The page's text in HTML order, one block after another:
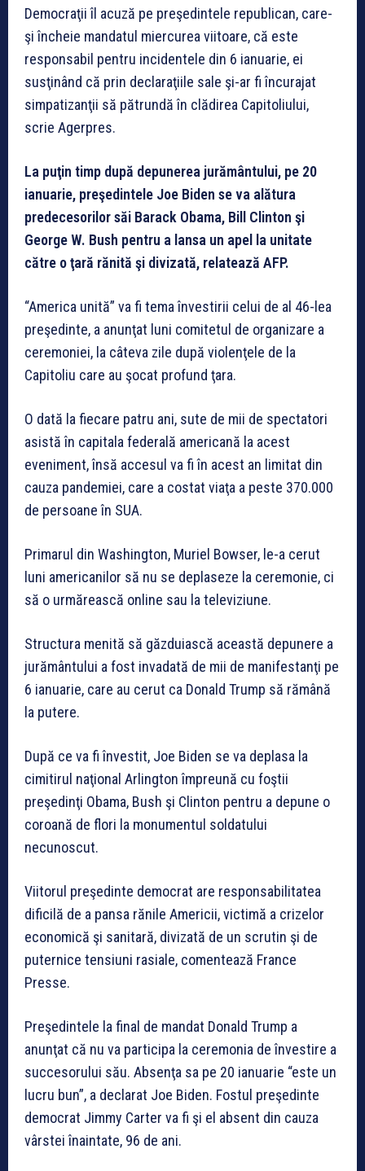
Democraţii îl acuză pe preşedintele republican, care-
şi încheie mandatul miercurea viitoare, că este
responsabil pentru incidentele din 6 ianuarie, ei
susţinând că prin declaraţiile sale şi-ar fi încurajat
simpatizanţii să pătrundă în clădirea Capitoliului,
scrie Agerpres.
La puţin timp după depunerea jurământului, pe 20
ianuarie, preşedintele Joe Biden se va alătura
predecesorilor săi Barack Obama, Bill Clinton şi
George W. Bush pentru a lansa un apel la unitate
către o ţară rănită şi divizată, relatează AFP.
“America unită” va fi tema învestirii celui de al 46-lea
preşedinte, a anunţat luni comitetul de organizare a
ceremoniei, la câteva zile după violenţele de la
Capitoliu care au şocat profund ţara.
O dată la fiecare patru ani, sute de mii de spectatori
asistă în capitala federală americană la acest
eveniment, însă accesul va fi în acest an limitat din
cauza pandemiei, care a costat viaţa a peste 370.000
de persoane în SUA.
Primarul din Washington, Muriel Bowser, le-a cerut
luni americanilor să nu se deplaseze la ceremonie, ci
să o urmărească online sau la televiziune.
Structura menită să găzduiască această depunere a
jurământului a fost invadată de mii de manifestanţi pe
6 ianuarie, care au cerut ca Donald Trump să rămână
la putere.
După ce va fi învestit, Joe Biden se va deplasa la
cimitirul naţional Arlington împreună cu foştii
preşedinţi Obama, Bush şi Clinton pentru a depune o
coroană de flori la monumentul soldatului
necunoscut.
Viitorul preşedinte democrat are responsabilitatea
dificilă de a pansa rănile Americii, victimă a crizelor
economică şi sanitară, divizată de un scrutin şi de
puternice tensiuni rasiale, comentează France
Presse.
Preşedintele la final de mandat Donald Trump a
anunţat că nu va participa la ceremonia de învestire a
succesorului său. Absenţa sa pe 20 ianuarie “este un
lucru bun”, a declarat Joe Biden. Fostul preşedinte
democrat Jimmy Carter va fi şi el absent din cauza
vârstei înaintate, 96 de ani.